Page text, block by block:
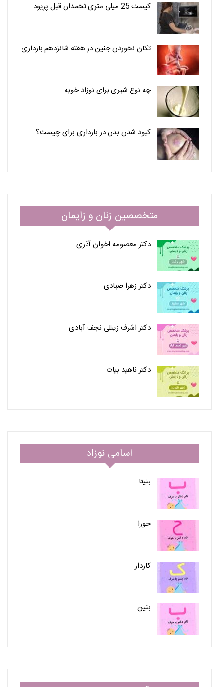
کیست 25 میلی متری تخمدان قبل پریود
تکان نخوردن جنین در هفته شانزدهم بارداری
چه نوع شیری برای نوزاد خوبه
کبود شدن بدن در بارداری برای چیست؟
متخصصین زنان و زایمان
دکتر معصومه اخوان آذری
دکتر زهرا صیادی
دکتر اشرف زینلی نجف آبادی
دکتر ناهید بیات
اسامی نوزاد
بنیتا
حورا
کاردار
بنین